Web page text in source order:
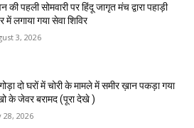
की पहली सोमवारी पर हिंदू जागृत मंच द्वारा पहाड़ी
में लगाया गया सेवा शिविर
3, 2026
दो घरों में चोरी के मामले में समीर ख़ान पकड़ा गया
के जेवर बरामद (पूरा देखे )
28, 2026